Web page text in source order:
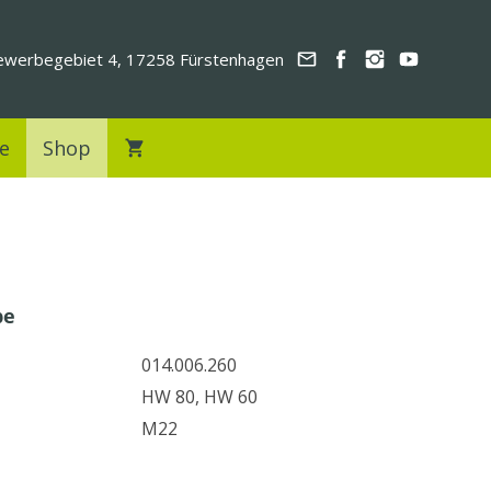
4, 17258 Fürstenhagen
Shop
014.006.260
HW 80, HW 60
M22